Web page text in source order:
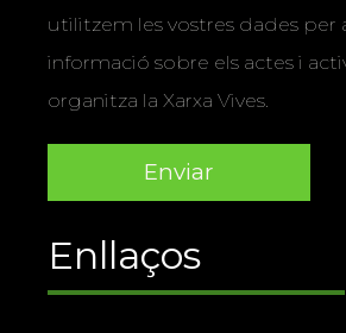
utilitzem les vostres dades per
informació sobre els actes i
organitza la Xarxa Vives.
Enllaços